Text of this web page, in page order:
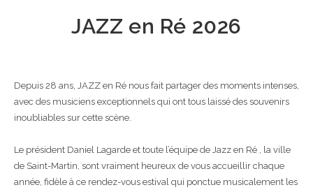
JAZZ en Ré 2026
Depuis 28 ans, JAZZ en Ré nous fait partager des moments intenses,
avec des musiciens exceptionnels qui ont tous laissé des souvenirs
inoubliables sur cette scène.
Le président Daniel Lagarde et toute l’équipe de Jazz en Ré , la ville
de Saint-Martin, sont vraiment heureux de vous accueillir chaque
année, fidèle à ce rendez-vous estival qui ponctue musicalement les